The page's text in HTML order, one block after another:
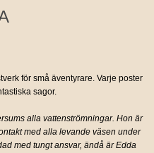
för små äventyrare. Varje poster
sagor.
alla vattenströmningar. Hon är
med alla levande väsen under
med tungt ansvar, ändå är Edda